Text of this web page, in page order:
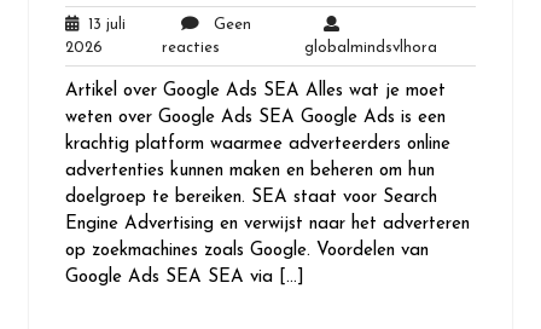
13 juli
2026
juli
2026
Geen
reactiesGeen
reacties
globalmindsvlhora
Artikel over Google Ads SEA Alles wat je moet
weten over Google Ads SEA Google Ads is een
krachtig platform waarmee adverteerders online
advertenties kunnen maken en beheren om hun
doelgroep te bereiken. SEA staat voor Search
Engine Advertising en verwijst naar het adverteren
op zoekmachines zoals Google. Voordelen van
Google Ads SEA SEA via […]